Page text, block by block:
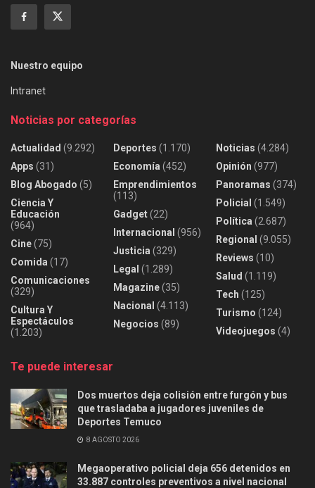
Nuestro equipo
Intranet
Noticias por categorías
Actualidad (9.292)
Apps (31)
Blog Abogado (5)
Ciencia Y
Educación
(964)
Cine(75)
Comida (17)
Comunicaciones
(329)
Cultura Y
Espectáculos
(1.203)
Deportes (1.170)
Economía (452)
Emprendimientos
(113)
Gadget(22)
Internacional (956)
Justicia (329)
Legal (1.289)
Magazine(35)
Nacional (4.113)
Negocios (89)
Noticias (4.284)
Opinión (977)
Panoramas (374)
Policial (1.549)
Política (2.687)
Regional (9.055)
Reviews (10)
Salud (1.119)
Tech (125)
Turismo (124)
Videojuegos (4)
Te puede interesar
Dos muertos deja colisión entre furgón y bus
que trasladaba a jugadores juveniles de
Deportes Temuco
8 AGOSTO 2026
Megaoperativo policial deja 656 detenidos en
33.887 controles preventivos a nivel nacional